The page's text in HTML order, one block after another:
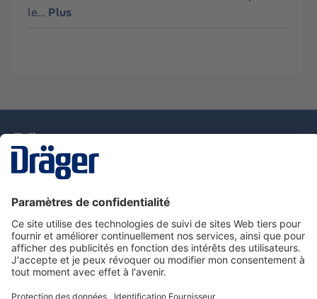
le… Plus
Nous contacter
Service de e-commande Dräger
Informations sur les produits